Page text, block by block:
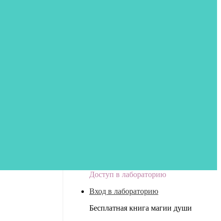
Доступ в лабораторию
Вход в лабораторию
Бесплатная книга магии души